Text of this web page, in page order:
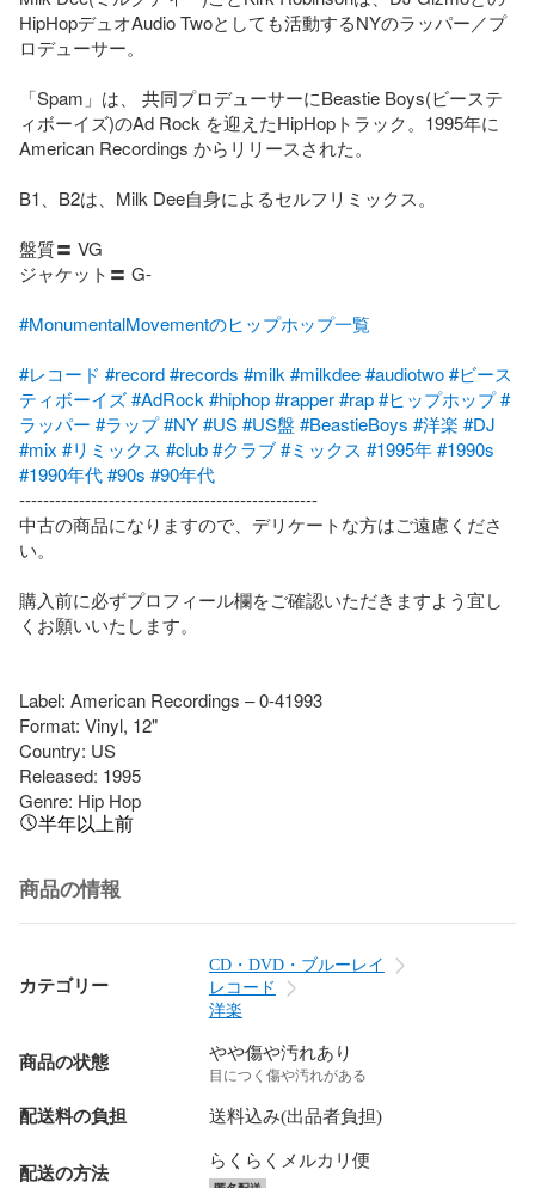
HipHopデュオAudio Twoとしても活動するNYのラッパー／プ
ロデューサー。
「Spam」は、 共同プロデューサーにBeastie Boys(ビーステ
ィボーイズ)のAd Rock を迎えたHipHopトラック。1995年に
American Recordings からリリースされた。
B1、B2は、Milk Dee自身によるセルフリミックス。
盤質〓 VG
ジャケット〓 G-
#MonumentalMovementのヒップホップ一覧
#レコード #record#records #milk #milkdee#audiotwo#ビース
ティボーイズ#AdRock #hiphop#rapper#rap#ヒップホップ#
ラッパー #ラップ#NY#US#US盤 #BeastieBoys #洋楽 #DJ
#mix #リミックス #club#クラブ#ミックス #1995年#1990s
#1990年代#90s #90年代
--------------------------------------------------
中古の商品になりますので、デリケートな方はご遠慮くださ
い。
購入前に必ずプロフィール欄をご確認いただきますよう宜し
くお願いいたします。
Label: American Recordings – 0-41993
Format: Vinyl, 12"
Country: US
Released: 1995
Genre: Hip Hop
半年以上前
商品の情報
カテゴリー
CD・DVD・ブルーレイ
レコード
洋楽
商品の状態 やや傷や汚れあり
目につく傷や汚れがある
配送料の負担 送料込み(出品者負担)
配送の方法
らくらくメルカリ便